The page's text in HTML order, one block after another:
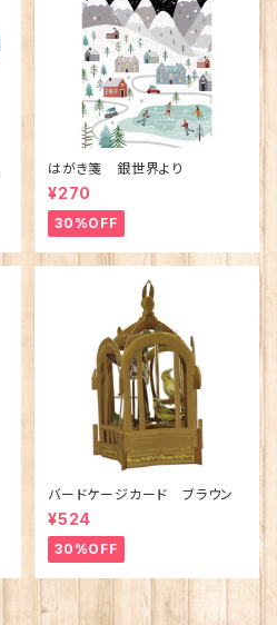
はがき箋 銀世界より
¥270
30%OFF
バードケージカード ブラウン
¥524
30%OFF